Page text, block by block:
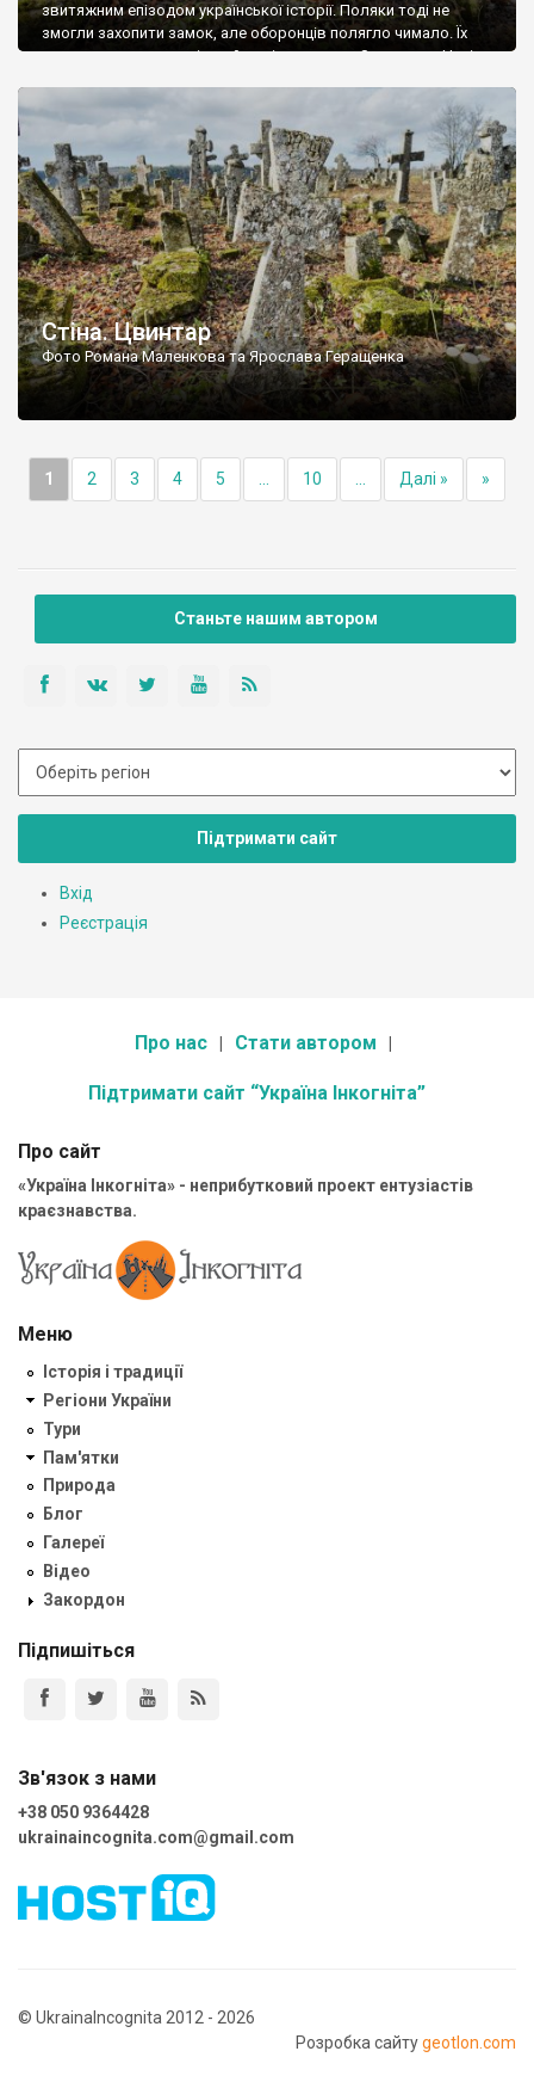
звитяжним епізодом української історії. Поляки тоді не
змогли захопити замок, але оборонців полягло чимало. Їх
поховали на цвинтарі, який тоді називався Замковим. Нині на
ньому чимало хрестів 19 століття, є такі, де епітафії стер […]
Стіна. Цвинтар
Фото Романа Маленкова та Ярослава Геращенка
1 2 3 4 5 10 Далі » »
Станьте нашим автором
Підтримати сайт
Вхід
Реєстрація
Про нас Стати автором
Підтримати сайт “Україна Інкогніта”
Про сайт
«Україна Інкогніта» - неприбутковий проект ентузіастів
краєзнавства.
Меню
Історія і традиції
Регіони України
Тури
Пам'ятки
Природа
Блог
Галереї
Відео
Закордон
Підпишіться
Зв'язок з нами
+38 050 9364428
ukrainaincognita.com@gmail.com
© UkrainaIncognita 2012 - 2026
Розробка сайтуgeotlon.com